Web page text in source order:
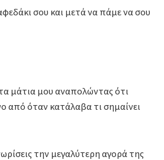
σου και μετά να πάμε να σου
τα μάτια μου αναπολώντας ότι
από όταν κατάλαβα τι σημαίνει
την μεγαλύτερη αγορά της